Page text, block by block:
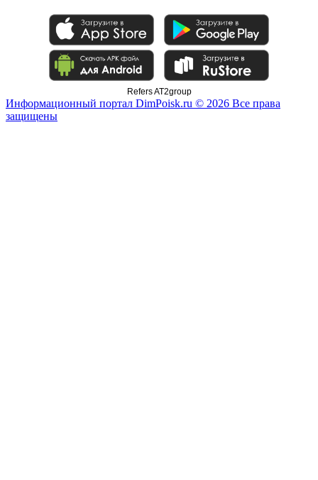
Refers AT2group
Информационный портал DimPoisk.ru © 2026 Все права
защищены